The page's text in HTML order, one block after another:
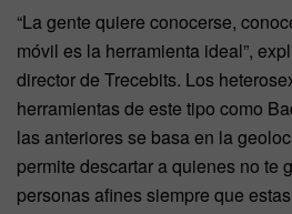
“La gente quiere conocerse,
móvil es la herramienta ideal”,
director de Trecebits. Los
herramientas de este tipo como
las anteriores se basa en la
permite descartar a quienes no te
personas afines siempre que